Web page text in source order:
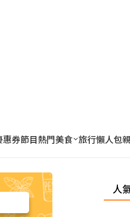
惠券節目熱門美食 旅行懶人包
人